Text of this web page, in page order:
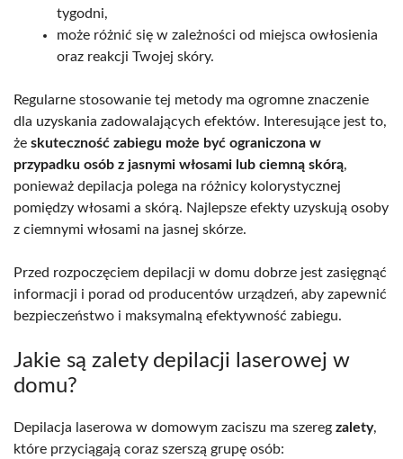
tygodni,
może różnić się w zależności od miejsca owłosienia
oraz reakcji Twojej skóry.
Regularne stosowanie tej metody ma ogromne znaczenie
dla uzyskania zadowalających efektów. Interesujące jest to,
że skuteczność zabiegu może być ograniczona w
przypadku osób z jasnymi włosami lub ciemną skórą,
ponieważ depilacja polega na różnicy kolorystycznej
pomiędzy włosami a skórą. Najlepsze efekty uzyskują osoby
z ciemnymi włosami na jasnej skórze.
Przed rozpoczęciem depilacji w domu dobrze jest zasięgnąć
informacji i porad od producentów urządzeń, aby zapewnić
bezpieczeństwo i maksymalną efektywność zabiegu.
Jakie są zalety depilacji laserowej w
domu?
Depilacja laserowa w domowym zaciszu ma szereg zalety,
które przyciągają coraz szerszą grupę osób: